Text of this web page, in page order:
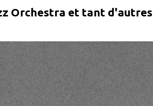
Orchestra et tant